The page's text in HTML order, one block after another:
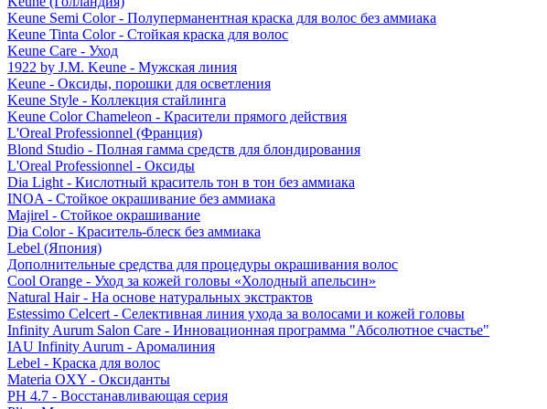
Keune Semi Color - Полуперманентная краска для волос без аммиака
Keune Tinta Color - Стойкая краска для волос
Keune Care - Уход
1922 by J.M. Keune - Мужская линия
Keune - Оксиды, порошки для осветления
Keune Style - Коллекция стайлинга
Keune Color Chameleon - Красители прямого действия
L'Oreal Professionnel (Франция)
Blond Studio - Полная гамма средств для блондирования
L'Oreal Professionnel - Оксиды
Dia Light - Кислотный краситель тон в тон без аммиака
INOA - Стойкое окрашивание без аммиака
Majirel - Стойкое окрашивание
Dia Color - Краситель-блеск без аммиака
Lebel (Япония)
Дополнительные средства для процедуры окрашивания волос
Cool Orange - Уход за кожей головы «Холодный апельсин»
Natural Hair - На основе натуральных экстрактов
Estessimo Celcert - Селективная линия ухода за волосами и кожей головы
Infinity Aurum Salon Care - Инновационная программа "Абсолютное счастье"
IAU Infinity Aurum - Аромалиния
Lebel - Краска для волос
Materia OXY - Оксиданты
PH 4.7 - Восстанавливающая серия